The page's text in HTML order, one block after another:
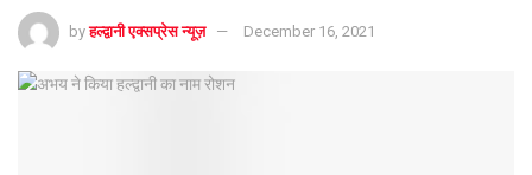
by हल्द्वानी एक्सप्रेस न्यूज़ December 16, 2021